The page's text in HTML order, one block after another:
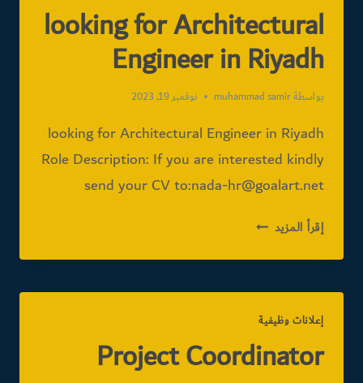
looking for Architectural
Engineer in Riyadh
بواسطةmuhammad samir نوفمبر 19, 2023
looking for Architectural Engineer in Riyadh
Role Description: If you are interested kindly
send your CV to:nada-hr@goalart.net
إقرأ المزيد LOOKING
ARCHITECTURAL
RIYADHإعلانات وظيفية
Project Coordinator